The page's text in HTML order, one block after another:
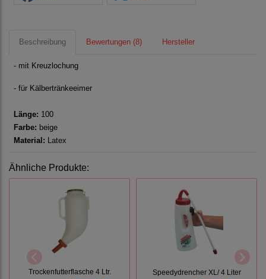
Beschreibung Bewertungen (8) Hersteller
- mit Kreuzlochung
- für Kälbertränkeeimer
Länge: 100
Farbe: beige
Material: Latex
Ähnliche Produkte:
Trockenfutterflasche 4 Ltr. Speedydrencher XL/ 4 Liter